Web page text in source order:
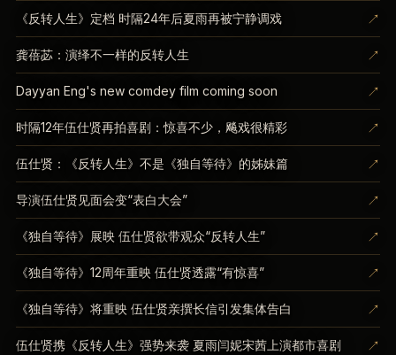
《反转人生》定档 时隔24年后夏雨再被宁静调戏 ↗
龚蓓苾：演绎不一样的反转人生 ↗
Dayyan Eng's new comdey film coming soon ↗
时隔12年伍仕贤再拍喜剧：惊喜不少，飚戏很精彩 ↗
伍仕贤：《反转人生》不是《独自等待》的姊妹篇 ↗
导演伍仕贤见面会变“表白大会” ↗
《独自等待》展映 伍仕贤欲带观众“反转人生” ↗
《独自等待》12周年重映 伍仕贤透露“有惊喜” ↗
《独自等待》将重映 伍仕贤亲撰长信引发集体告白 ↗
伍仕贤携《反转人生》强势来袭 夏雨闫妮宋茜上演都市喜剧 ↗